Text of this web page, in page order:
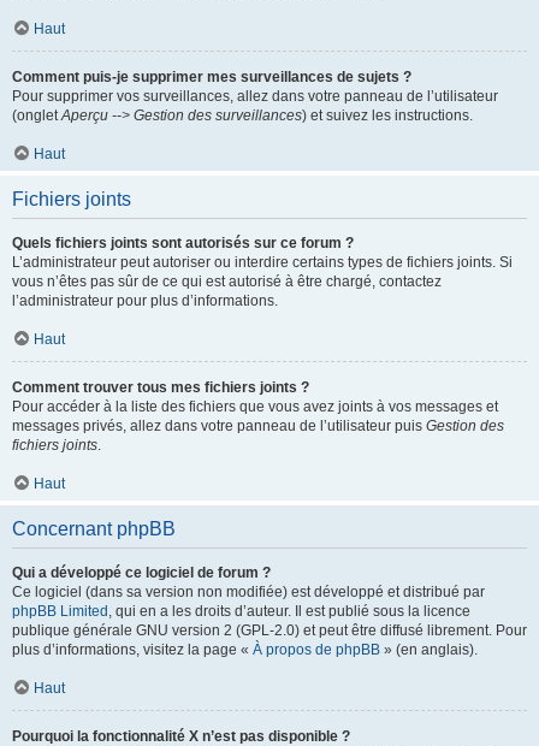
Haut
Comment puis-je supprimer mes surveillances de sujets ?
Pour supprimer vos surveillances, allez dans votre panneau de l’utilisateur
(ongletAperçu --> Gestion des surveillances) et suivez les instructions.
Haut
Fichiers joints
Quels fichiers joints sont autorisés sur ce forum ?
L’administrateur peut autoriser ou interdire certains types de fichiers joints. Si
vous n’êtes pas sûr de ce qui est autorisé à être chargé, contactez
l’administrateur pour plus d’informations.
Haut
Comment trouver tous mes fichiers joints ?
Pour accéder à la liste des fichiers que vous avez joints à vos messages et
messages privés, allez dans votre panneau de l’utilisateur puis Gestion des
fichiers joints.
Haut
Concernant phpBB
Qui a développé ce logiciel de forum ?
Ce logiciel (dans sa version non modifiée) est développé et distribué par
phpBB Limited , qui en a les droits d’auteur. Il est publié sous la licence
publique générale GNU version 2 (GPL-2.0) et peut être diffusé librement. Pour
plus d’informations, visitez la page « À propos de phpBB » (en anglais).
Haut
Pourquoi la fonctionnalité X n’est pas disponible ?